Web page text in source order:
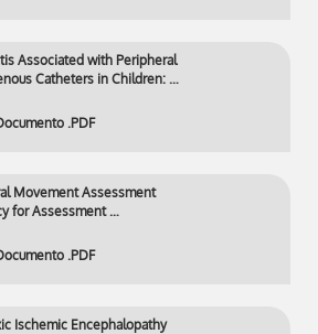
Associated with Peripheral
Catheters in Children: …
.PDF
Movement Assessment
for Assessment …
.PDF
Ischemic Encephalopathy